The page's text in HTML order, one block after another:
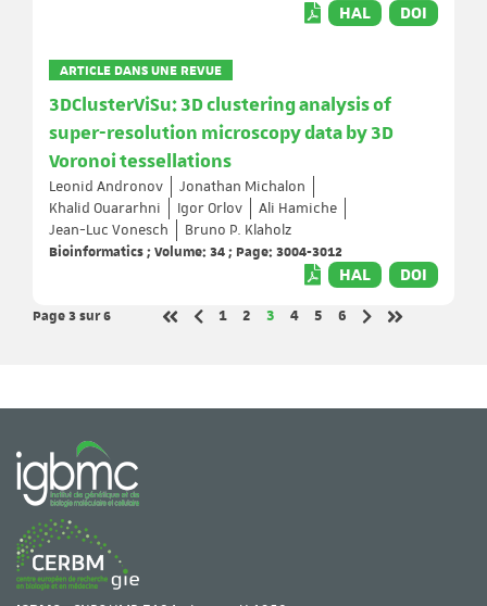
HAL DOI
ARTICLE DANS UNE REVUE
3DClusterViSu: 3D clustering analysis of
super-resolution microscopy data by 3D
Voronoi tessellations
Leonid Andronov
Jonathan Michalon
Khalid Ouararhni
Igor Orlov
Ali Hamiche
Jean-Luc Vonesch
Bruno P. Klaholz
Bioinformatics ; Volume: 34 ; Page: 3004-3012
HAL DOI
Page 3sur 6
Page
1 Page
2 Page
3 Page
4 Page
5 Page
6